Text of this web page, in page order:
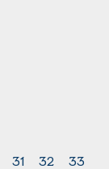
31 32
33